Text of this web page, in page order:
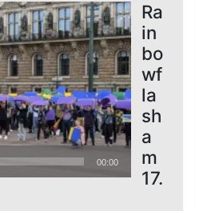
00:00
Ra
in
bo
wf
la
sh
a
m
17.